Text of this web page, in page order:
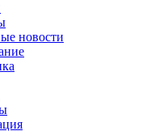
новости